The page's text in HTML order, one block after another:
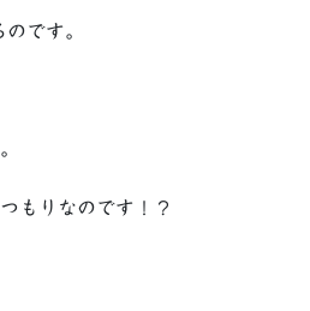
です。
もりなのです！？